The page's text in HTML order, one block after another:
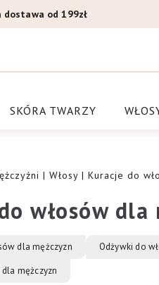
dostawa od 199zł
SKÓRA TWARZY
| Włosy| Kuracje do
włosów dla
dla mężczyzn Odżywki do
mężczyzn